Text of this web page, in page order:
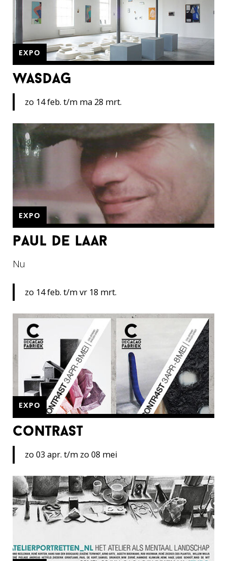
wasdag
EXPO
zo 14 feb. t/m ma 28 mrt.
paul de laar
EXPO
Nu
zo 14 feb. t/m vr 18 mrt.
contrast
EXPO
zo 03 apr. t/m zo 08 mei